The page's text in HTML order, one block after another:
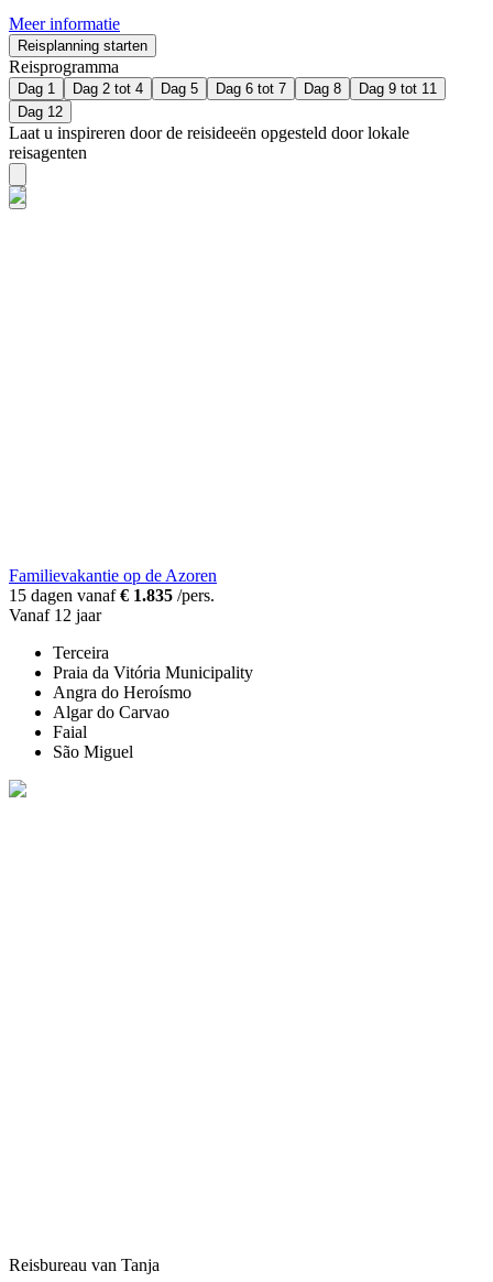
Meer informatie
Reisplanning starten
Reisprogramma
Dag 1 Dag 2 tot 4 Dag 5 Dag 6 tot 7 Dag 8
Dag 9 tot 11
Dag 12
Laat u inspireren door de reisideeën opgesteld door lokale
reisagenten
Familievakantie op de Azoren
15 dagen vanaf€ 1.835 /pers.
Vanaf 12 jaar
Terceira
Praia da Vitória Municipality
Angra do Heroísmo
Algar do Carvao
Faial
São Miguel
Reisbureau van Tanja